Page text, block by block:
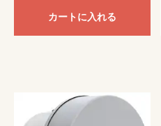
カートに入れる